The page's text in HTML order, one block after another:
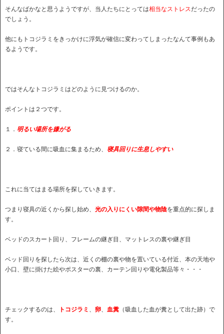
そんなばかなと思うようですが、当人たちにとっては相当なストレスだったの
でしょう。
他にもトコジラミをきっかけに浮気が確信に変わってしまったなんて事例もあ
るようです。
ではそんなトコジラミはどのように見つけるのか。
ポイントは２つです。
１． 明るい場所を嫌がる
２．寝ている間に吸血に集まるため、 寝具回りに生息しやすい
これに当てはまる場所を探していきます。
つまり寝具の近くから探し始め、 光の入りにくい隙間や物陰を重点的に探しま
す。
ベッドのスカート回り、フレームの継ぎ目、マットレスの裏や継ぎ目
ベッド回りを探したら次は、近くの棚の裏や物を置いている付近、本の天地や
小口、壁に掛けた絵やポスターの裏、カーテン回りや電化製品等々・・・
チェックするのは、 トコジラミ 、 卵、 血糞 （吸血した血が糞として出た跡）で
す。